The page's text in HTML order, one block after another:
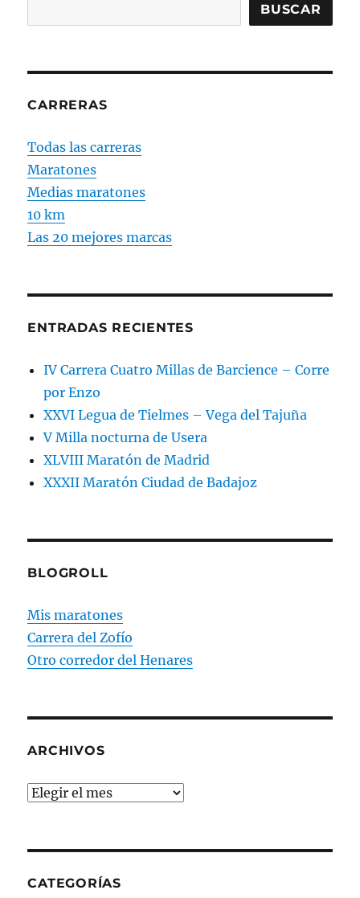
BUSCAR
CARRERAS
Todas las carreras
Maratones
Medias maratones
10 km
Las 20 mejores marcas
ENTRADAS RECIENTES
IV Carrera Cuatro Millas de Barcience – Corre
por Enzo
XXVI Legua de Tielmes – Vega del Tajuña
V Milla nocturna de Usera
XLVIII Maratón de Madrid
XXXII Maratón Ciudad de Badajoz
BLOGROLL
Mis maratones
Carrera del Zofío
Otro corredor del Henares
ARCHIVOS
Archivos
CATEGORÍAS